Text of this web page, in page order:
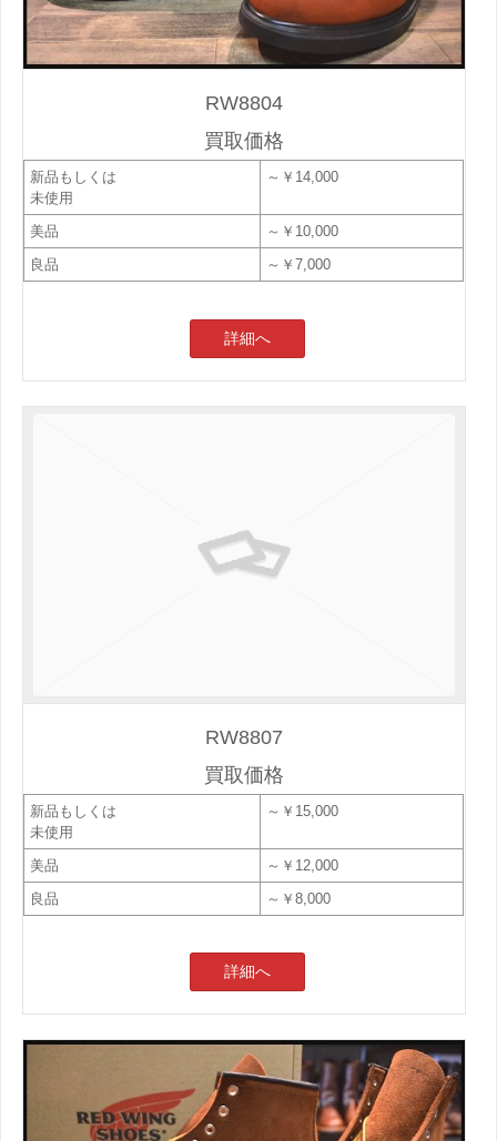
RW8804
買取価格
新品もしくは
未使用
～￥14,000
美品
～￥10,000
良品
～￥7,000
詳細へ
RW8807
買取価格
新品もしくは
未使用
～￥15,000
美品
～￥12,000
良品
～￥8,000
詳細へ